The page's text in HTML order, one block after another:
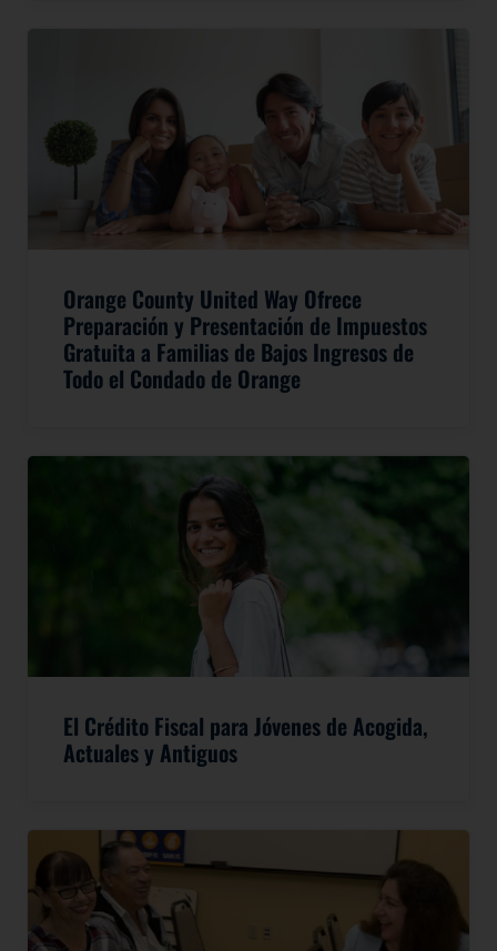
Orange County United Way Ofrece
Preparación y Presentación de Impuestos
Gratuita a Familias de Bajos Ingresos de
Todo el Condado de Orange
El Crédito Fiscal para Jóvenes de Acogida,
Actuales y Antiguos